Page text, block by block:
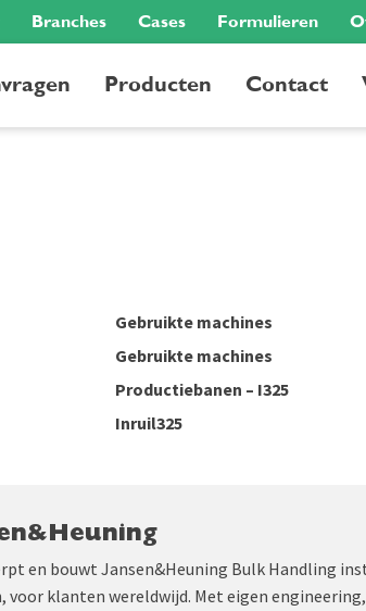
Branches Cases Formulieren
Producten Contact
Gebruikte machines
Gebruikte machines
Productiebanen – I325
Inruil325
en bouwt Jansen&Heuning Bulk Handling
voor klanten wereldwijd. Met eigen